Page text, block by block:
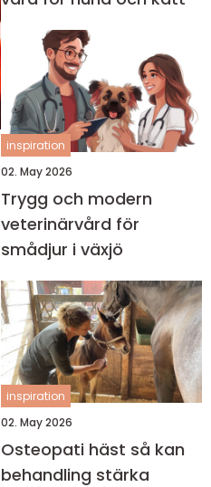
inspiration
02. May 2026
Trygg och modern
veterinärvård för
smådjur i växjö
inspiration
02. May 2026
Osteopati häst så kan
behandling stärka